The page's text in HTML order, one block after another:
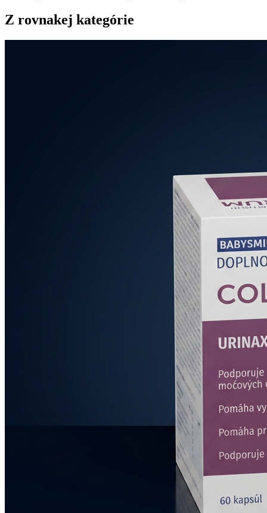
Z rovnakej kategórie